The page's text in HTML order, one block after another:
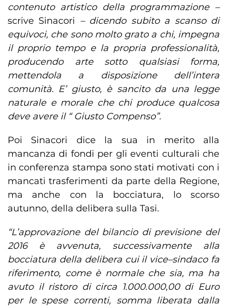
contenuto artistico della programmazione –
scrive Sinacori – dicendo subito a scanso di
equivoci, che sono molto grato a chi, impegna
il proprio tempo e la propria professionalità,
producendo arte sotto qualsiasi forma,
mettendola a disposizione dell’intera
comunità. E’ giusto, è sancito da una legge
naturale e morale che chi produce qualcosa
deve avere il “ Giusto Compenso”.
Poi Sinacori dice la sua in merito alla
mancanza di fondi per gli eventi culturali che
in conferenza stampa sono stati motivati con i
mancati trasferimenti da parte della Regione,
ma anche con la bocciatura, lo scorso
autunno, della delibera sulla Tasi.
“L’approvazione del bilancio di previsione del
2016 è avvenuta, successivamente alla
bocciatura della delibera cui il vice–sindaco fa
riferimento, come è normale che sia, ma ha
avuto il ristoro di circa 1.000.000,00 di Euro
per le spese correnti, somma liberata dalla